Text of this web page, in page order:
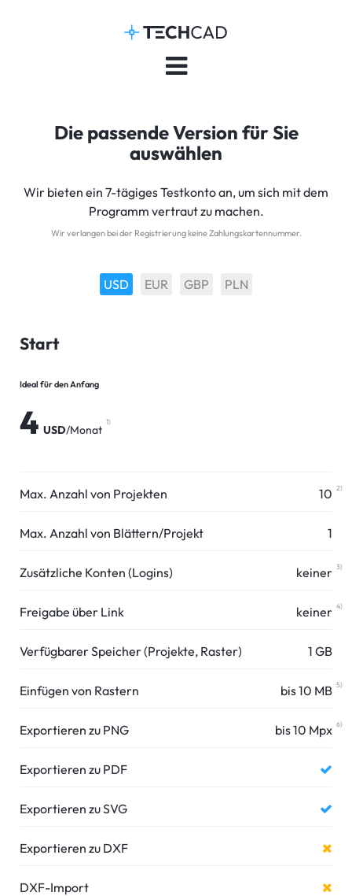
Die passende Version für Sie
auswählen
Wir bieten ein 7-tägiges Testkonto an, um sich mit dem
Programm vertraut zu machen.
Wir verlangen bei der Registrierung keine Zahlungskartennummer.
USD EUR GBP PLN
Start
Ideal für den Anfang
4 USD/Monat
1)
Max. Anzahl von Projekten 10 2)
Max. Anzahl von Blättern/Projekt 1
Zusätzliche Konten (Logins) keiner 3)
Freigabe über Link keiner 4)
Verfügbarer Speicher (Projekte, Raster) 1 GB
Einfügen von Rastern bis 10 MB 5)
Exportieren zu PNG bis 10 Mpx 6)
Exportieren zu PDF
Exportieren zu SVG
Exportieren zu DXF
DXF-Import